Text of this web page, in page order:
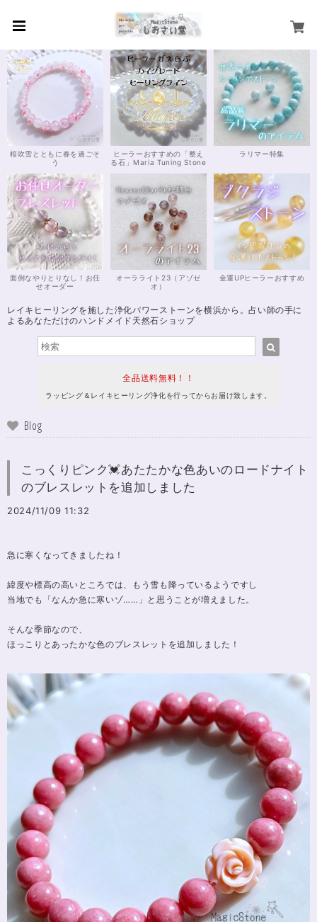
桜吹雪とともに春を過ごそ
う
ヒーラーおすすめの「整え
る石」Maria Tuning Stone
ラリマー特集
面倒なやりとりなし！お任
せオーダー
オーラライト23（アゾゼ
オ）
金運UPヒーラーおすすめ
レイキヒーリングを施した浄化パワーストーンを横浜から。占い師の手に
よるあなただけのハンドメイド天然石ショップ
全品送料無料！！
ラッピング＆レイキヒーリング浄化を行ってからお届け致します。
Blog
こっくりピンク💓あたたかな色あいのロードナイト
のブレスレットを追加しました
2024/11/09 11:32
急に寒くなってきましたね！
緯度や標高の高いところでは、もう雪も降っているようですし
当地でも「なんか急に寒いゾ……」と思うことが増えました。
そんな季節なので、
ほっこりとあったかな色のブレスレットを追加しました！